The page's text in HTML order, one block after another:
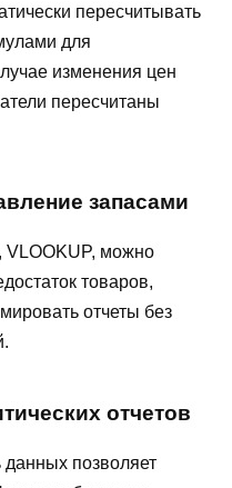
пересчитывать
для
изменения цен
пересчитаны
запасами
VLOOKUP, можно
товаров,
отчеты без
отчетов
данных позволяет